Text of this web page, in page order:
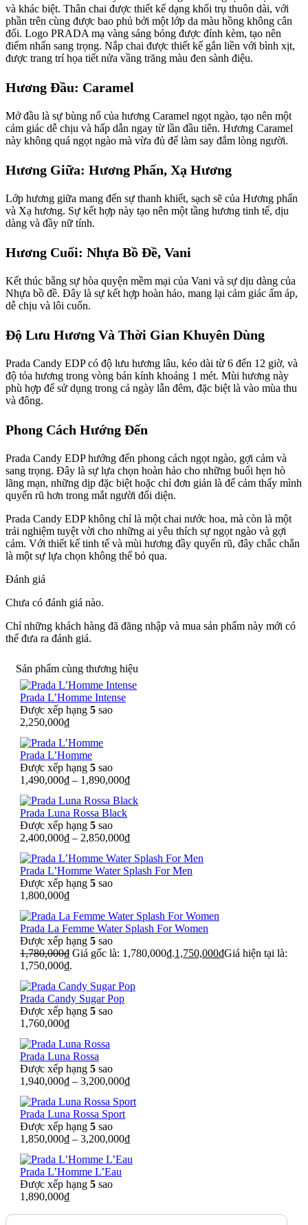
và khác biệt. Thân chai được thiết kế dạng khối trụ thuôn dài, với
phần trên cùng được bao phủ bởi một lớp da màu hồng không cân
đối. Logo PRADA mạ vàng sáng bóng được đính kèm, tạo nên
điểm nhấn sang trọng. Nắp chai được thiết kế gắn liền với bình xịt,
được trang trí họa tiết nửa vầng trăng màu đen sành điệu.
Hương Đầu: Caramel
Mở đầu là sự bùng nổ của hương Caramel ngọt ngào, tạo nên một
cảm giác dễ chịu và hấp dẫn ngay từ lần đầu tiên. Hương Caramel
này không quá ngọt ngào mà vừa đủ để làm say đắm lòng người.
Hương Giữa: Hương Phấn, Xạ Hương
Lớp hương giữa mang đến sự thanh khiết, sạch sẽ của Hương phấn
và Xạ hương. Sự kết hợp này tạo nên một tầng hương tinh tế, dịu
dàng và đầy nữ tính.
Hương Cuối: Nhựa Bồ Đề, Vani
Kết thúc bằng sự hòa quyện mềm mại của Vani và sự dịu dàng của
Nhựa bồ đề. Đây là sự kết hợp hoàn hảo, mang lại cảm giác ấm áp,
dễ chịu và lôi cuốn.
Độ Lưu Hương Và Thời Gian Khuyên Dùng
Prada Candy EDP có độ lưu hương lâu, kéo dài từ 6 đến 12 giờ, và
độ tỏa hương trong vòng bán kính khoảng 1 mét. Mùi hương này
phù hợp để sử dụng trong cả ngày lẫn đêm, đặc biệt là vào mùa thu
và đông.
Phong Cách Hướng Đến
Prada Candy EDP hướng đến phong cách ngọt ngào, gợi cảm và
sang trọng. Đây là sự lựa chọn hoàn hảo cho những buổi hẹn hò
lãng mạn, những dịp đặc biệt hoặc chỉ đơn giản là để cảm thấy mình
quyến rũ hơn trong mắt người đối diện.
Prada Candy EDP không chỉ là một chai nước hoa, mà còn là một
trải nghiệm tuyệt vời cho những ai yêu thích sự ngọt ngào và gợi
cảm. Với thiết kế tinh tế và mùi hương đầy quyến rũ, đây chắc chắn
là một sự lựa chọn không thể bỏ qua.
Đánh giá
Chưa có đánh giá nào.
Chỉ những khách hàng đã đăng nhập và mua sản phẩm này mới có
thể đưa ra đánh giá.
Sản phẩm cùng thương hiệu
Prada L’Homme Intense
Được xếp hạng 5 sao
2,250,000₫
Prada L’Homme
Được xếp hạng 5 sao
1,490,000₫ – 1,890,000₫
Prada Luna Rossa Black
Được xếp hạng 5 sao
2,400,000₫ – 2,850,000₫
Prada L’Homme Water Splash For Men
Được xếp hạng 5 sao
1,800,000₫
Prada La Femme Water Splash For Women
Được xếp hạng 5 sao
1,780,000₫ Giá gốc là: 1,780,000₫.1,750,000₫Giá hiện tại là:
1,750,000₫.
Prada Candy Sugar Pop
Được xếp hạng 5 sao
1,760,000₫
Prada Luna Rossa
Được xếp hạng 5 sao
1,940,000₫ – 3,200,000₫
Prada Luna Rossa Sport
Được xếp hạng 5 sao
1,850,000₫ – 3,200,000₫
Prada L’Homme L’Eau
Được xếp hạng 5 sao
1,890,000₫